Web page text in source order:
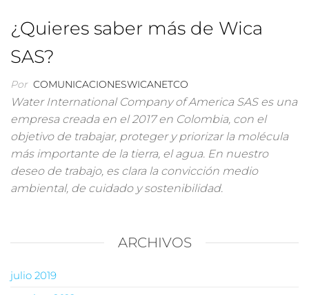
¿Quieres saber más de Wica
SAS?
Por COMUNICACIONESWICANETCO
Water International Company of America SAS es una
empresa creada en el 2017 en Colombia, con el
objetivo de trabajar, proteger y priorizar la molécula
más importante de la tierra, el agua. En nuestro
deseo de trabajo, es clara la convicción medio
ambiental, de cuidado y sostenibilidad.
ARCHIVOS
julio 2019